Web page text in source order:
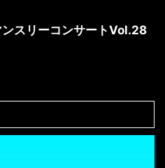
ンスリーコンサートVol.28